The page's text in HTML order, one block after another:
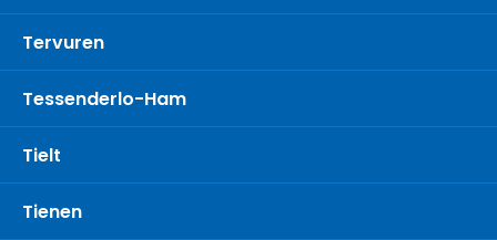
Tervuren
Tessenderlo-Ham
Tielt
Tienen